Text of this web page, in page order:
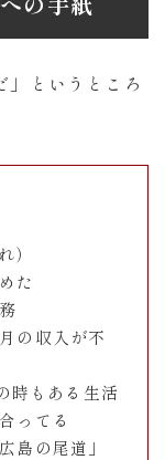
」というところ
）
た
の収入が不
時もある生活
ってる
島の尾道」